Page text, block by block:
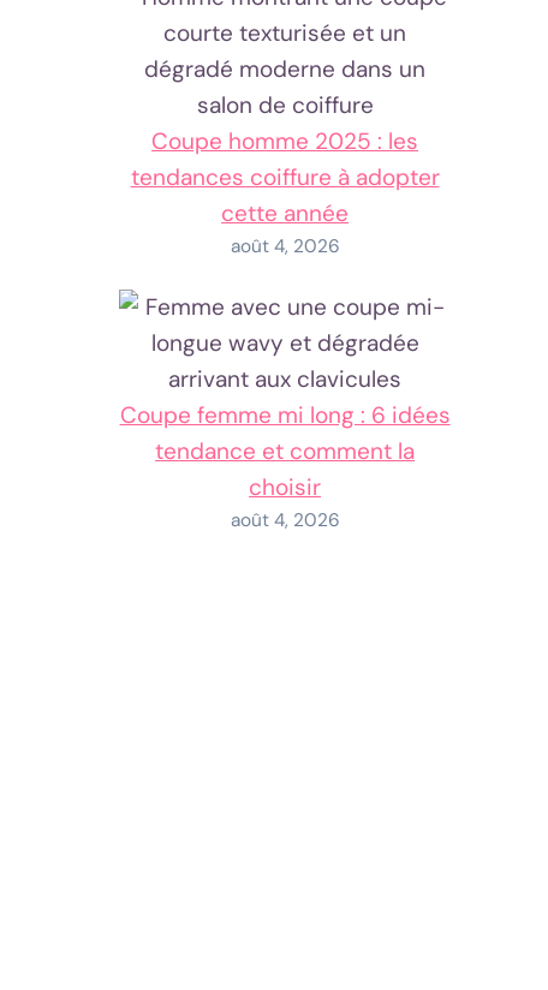
Coupe homme 2025 : les
tendances coiffure à adopter
cette année
août 4, 2026
Coupe femme mi long : 6 idées
tendance et comment la
choisir
août 4, 2026